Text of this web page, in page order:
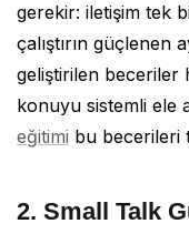
gerekir: iletişim tek
çalıştırın güçlenen
geliştirilen beceriler
konuyu sistemli ele
eğitimi bu becerileri
2. Small Talk